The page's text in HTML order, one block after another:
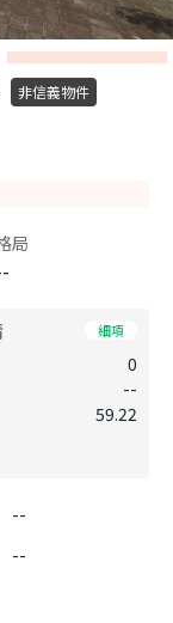
非信義物件
局
細項
0
--
59.22
--
--